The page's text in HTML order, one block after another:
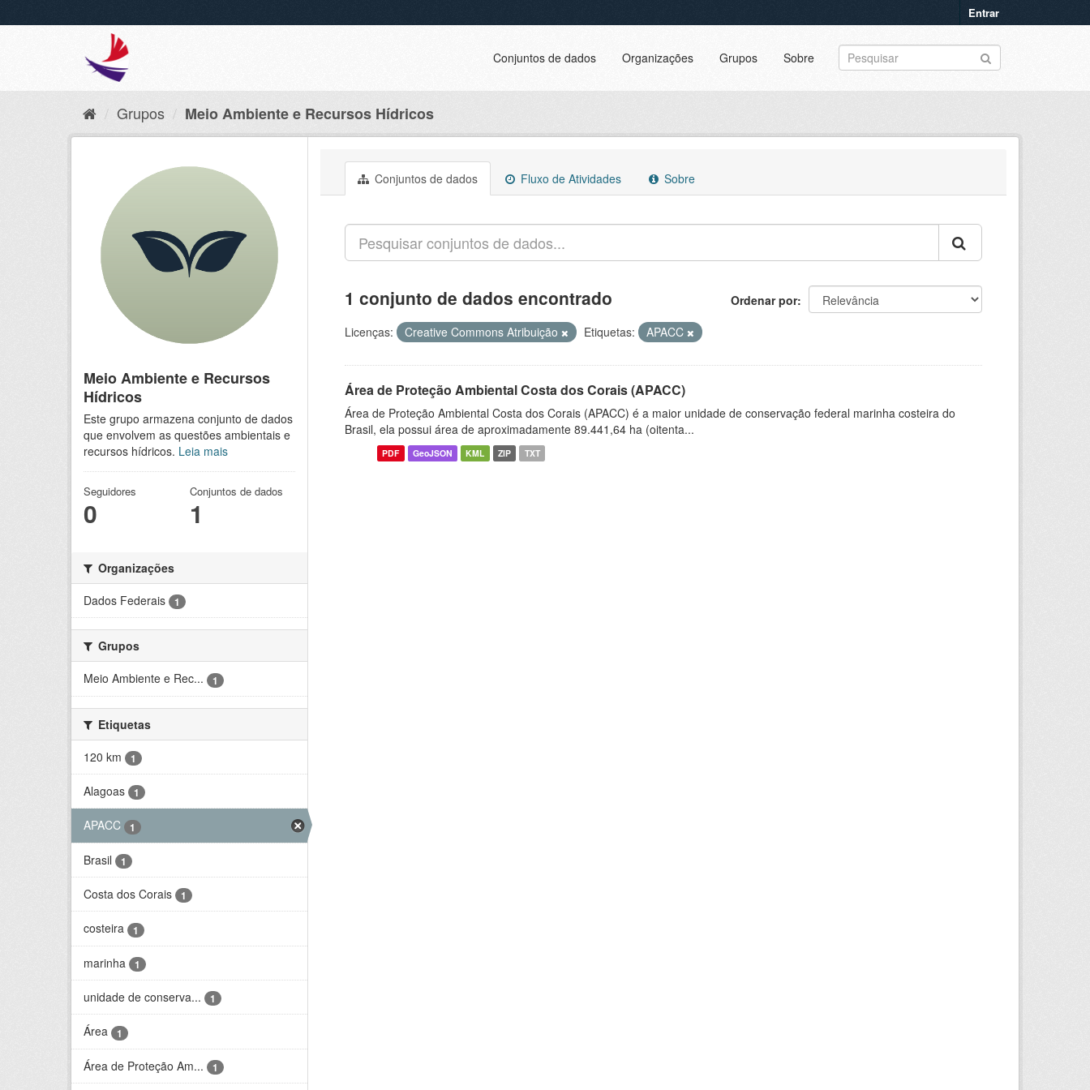
Entrar
Conjuntos de dados Organizações Grupos Sobre
Grupos Meio Ambiente e Recursos Hídricos
Meio Ambiente e Recursos
Hídricos
Este grupo armazena conjunto de dados
que envolvem as questões ambientais e
recursos hídricos. Leia mais
Seguidores
0
Conjuntos de dados
1
Organizações
Dados Federais
1
Grupos
Meio Ambiente e Rec...
1
Etiquetas
120 km
1
Alagoas 1
APACC 1
Brasil 1
Costa dos Corais 1
costeira 1
marinha 1
unidade de conserva... 1
Área 1
Área de Proteção Am... 1
Conjuntos de dados Fluxo de Atividades Sobre
Ordenar por
1 conjunto de dados encontrado
Licenças: Creative Commons Atribuição Etiquetas: APACC
Área de Proteção Ambiental Costa dos Corais (APACC)
Área de Proteção Ambiental Costa dos Corais (APACC) é a maior unidade de conservação federal marinha costeira do
Brasil, ela possui área de aproximadamente 89.441,64 ha (oitenta...
PDF GeoJSON KML ZIP TXT